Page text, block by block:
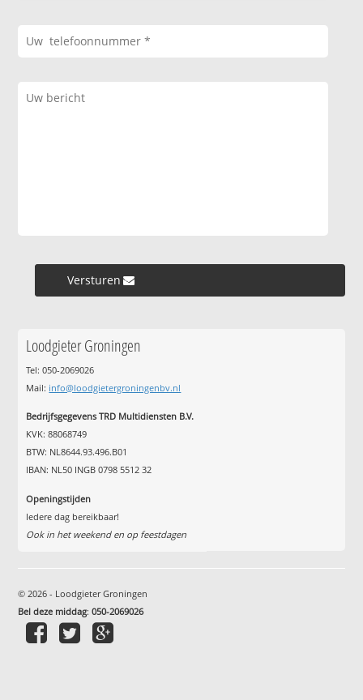
Versturen »
Loodgieter Groningen
Tel: 050-2069026
Mail: info@loodgietergroningenbv.nl
Bedrijfsgegevens TRD Multidiensten B.V.
KVK: 88068749
BTW: NL8644.93.496.B01
IBAN: NL50 INGB 0798 5512 32
Openingstijden
Iedere dag bereikbaar!
Ook in het weekend en op feestdagen
© 2026 - Loodgieter Groningen
Bel deze middag:050-2069026